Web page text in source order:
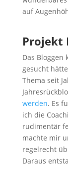
auf
Projekt
Das Bloggen
gesucht
Thema seit
werden. Es
ich die
rudimentär
machte mir
regelrecht
Daraus